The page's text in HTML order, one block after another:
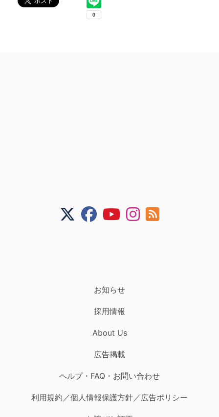
お知らせ
採用情報
About Us
広告掲載
ヘルプ・FAQ・お問い合わせ
利用規約／個人情報保護方針／広告ポリシー